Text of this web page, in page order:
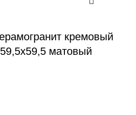
кремовый
матовый